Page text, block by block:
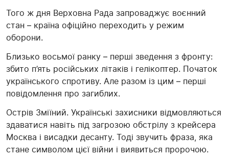
Того ж дня Верховна Рада запроваджує воєнний
стан – країна офіційно переходить у режим
оборони.
Близько восьмої ранку – перші зведення з фронту:
збито п’ять російських літаків і гелікоптер. Початок
українського спротиву. Але разом із цим – перші
повідомлення про загиблих.
Острів Зміїний. Українські захисники відмовляються
здаватися навіть під загрозою обстрілу з крейсера
Москва і висадки десанту. Тоді звучить фраза, яка
стане символом цієї війни і виявиться пророчою.